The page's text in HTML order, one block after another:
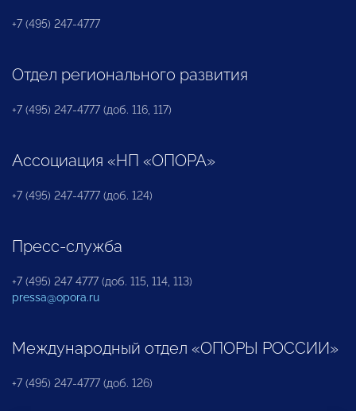
+7 (495) 247-4777
Отдел регионального развития
+7 (495) 247-4777 (доб. 116, 117)
Ассоциация «НП «ОПОРА»
+7 (495) 247-4777 (доб. 124)
Пресс-служба
+7 (495) 247 4777 (доб. 115, 114, 113)
pressa@opora.ru
Международный отдел «ОПОРЫ РОССИИ»
+7 (495) 247-4777 (доб. 126)